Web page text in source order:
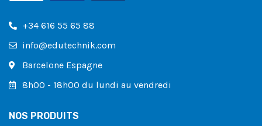
+34 616 55 65 88
info@edutechnik.com
Barcelone Espagne
8h00 - 18h00 du lundi au vendredi
NOS PRODUITS